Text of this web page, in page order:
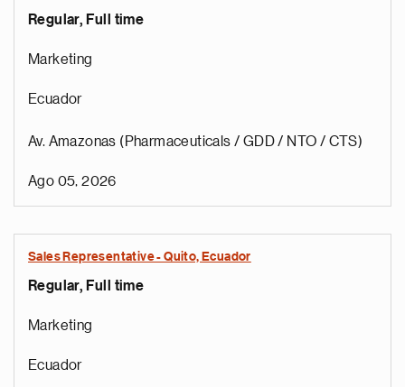
Regular, Full time
Marketing
Ecuador
Av. Amazonas (Pharmaceuticals / GDD / NTO / CTS)
Ago 05, 2026
Sales Representative - Quito, Ecuador
Regular, Full time
Marketing
Ecuador